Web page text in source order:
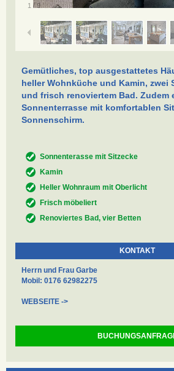
1 /9
Gemütliches, top ausgestattetes
heller Wohnküche und Kamin, zwei
und frisch renoviertem Bad. Zudem
Sonnenterrasse mit komfortablen
Sonnenschirm.
Sonnenterasse mit Sitzecke
Kamin
Heller Wohnraum mit Oberlicht
Frisch möbeliert
Renoviertes Bad, vier Betten
KONTAKT
Herrn und Frau Garbe
Mobil: 0176 62982275
WEBSEITE ->